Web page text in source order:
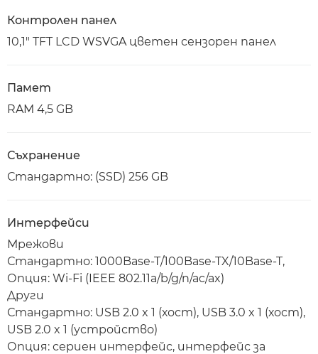
Контролен панел
10,1" TFT LCD WSVGA цветен сензорен панел
Памет
RAM 4,5 GB
Съхранение
Стандартно: (SSD) 256 GB
Интерфейси
Мрежови
Стандартно: 1000Base-T/100Base-TX/10Base-T,
Опция: Wi-Fi (IEEE 802.11a/b/g/n/ac/ax)
Други
Стандартно: USB 2.0 x 1 (хост), USB 3.0 x 1 (хост),
USB 2.0 x 1 (устройство)
Опция: сериен интерфейс, интерфейс за